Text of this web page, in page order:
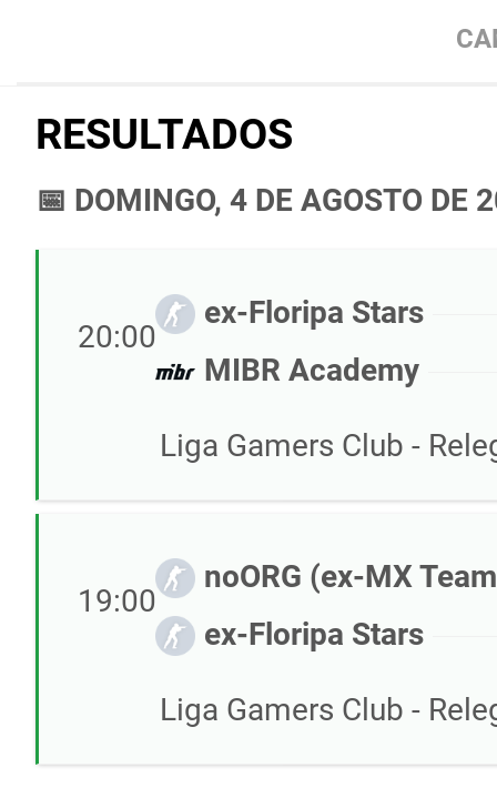
RESULTADOS
📅 DOMINGO, 4 DE AGOSTO DE
20:00
ex-Floripa Stars
MIBR Academy
Liga Gamers Club -
19:00
noORG (ex-MX
ex-Floripa Stars
Liga Gamers Club -